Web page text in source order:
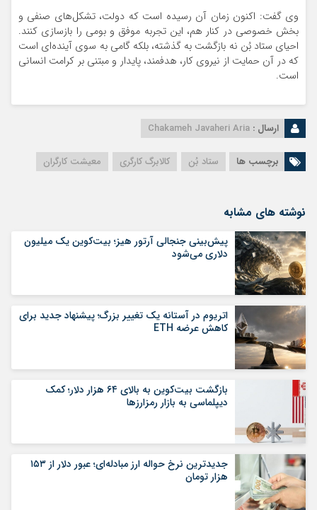
وی گفت: اکنون زمان آن رسیده است که دولت، تشکل‌های صنفی و
بخش خصوصی در کنار هم، این تجربه موفق و بومی را بازسازی کنند.
احیای ستاد بُن نه بازگشت به گذشته، بلکه گامی به سوی آینده‌ای است
که در آن حمایت از نیروی کار، هدفمند، پایدار و مبتنی بر کرامت انسانی
است.
ارسال : Chakameh Javaheri Aria
برچسب ها ستاد بُن کالابرگ کارگری معیشت کارگران
نوشته های مشابه
پیش‌بینی جنجالی آرتور هیز؛ بیت‌کوین یک میلیون
دلاری می‌شود
اتریوم در آستانه یک تغییر بزرگ؛ پیشنهاد جدید برای
کاهش عرضه ETH
بازگشت بیت‌کوین به بالای ۶۴ هزار دلار؛ کمک
دیپلماسی به بازار رمزارزها
جدیدترین نرخ حواله ارز مبادله‌ای؛ عبور دلار از ۱۵۳
هزار تومان